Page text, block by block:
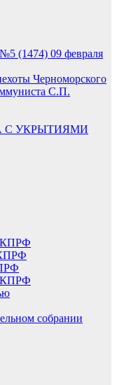
№5 (1474) 09 февраля
Черноморского
С.П.
С УКРЫТИЯМИ
КПРФ
КПРФ
собрании